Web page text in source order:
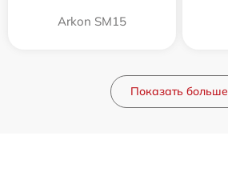
Arkon SM15
Показать больше